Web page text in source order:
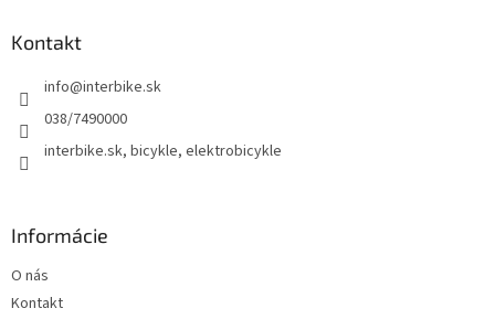
Kontakt
info@interbike.sk
038/7490000
interbike.sk, bicykle, elektrobicykle
Informácie
O nás
Kontakt